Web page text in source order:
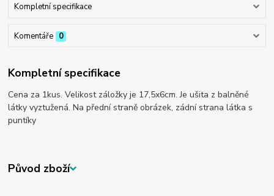
Kompletní specifikace
Komentáře 0
Kompletní specifikace
Cena za 1kus. Velikost záložky je 17,5x6cm. Je ušita z balněné
látky vyztužená. Na přední straně obrázek, zádní strana látka s
puntíky
Původ zboží